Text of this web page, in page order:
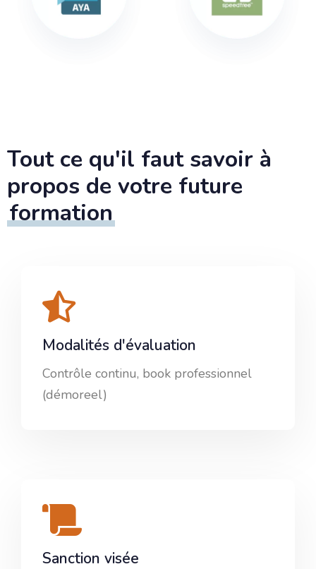
Tout ce qu'il faut savoir à
propos de votre future
formation
Modalités d'évaluation
Contrôle continu, book professionnel
(démoreel)
Sanction visée